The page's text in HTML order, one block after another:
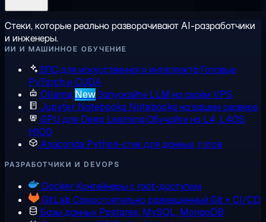
Стеки, которые реально разворачивают AI-разработчики
и инженеры.
ИИ И МАШИННОЕ ОБУЧЕНИЕ
ВПС для искусственного интеллектаГотовые
PyTorch и CUDA
Ollama NewЗапускайте LLM на своём VPS
Jupyter Notebooks Notebooks на вашем сервере
GPU для Deep Learning Обучайте на L4, L40S,
H100
Anaconda Python-стек для данных, готов
РАЗРАБОТЧИКИ И DEVOPS
Docker Контейнеры с root-доступом
GitLab Самостоятельно размещенный Git + CI/CD
Базы данных Postgres, MySQL, MongoDB